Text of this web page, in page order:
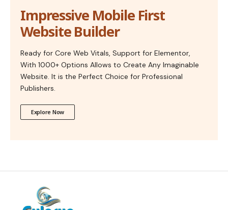
Impressive Mobile First
Website Builder
Ready for Core Web Vitals, Support for Elementor,
With 1000+ Options Allows to Create Any Imaginable
Website. It is the Perfect Choice for Professional
Publishers.
Explore Now